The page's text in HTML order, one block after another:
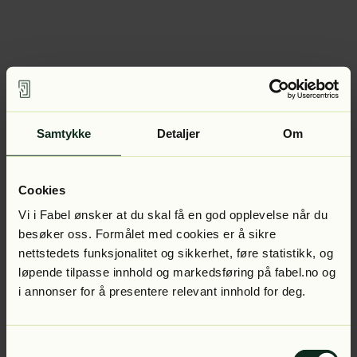
Samtykke Detaljer Om
Cookies
Vi i Fabel ønsker at du skal få en god opplevelse når du
besøker oss. Formålet med cookies er å sikre
nettstedets funksjonalitet og sikkerhet, føre statistikk, og
løpende tilpasse innhold og markedsføring på fabel.no og
i annonser for å presentere relevant innhold for deg.